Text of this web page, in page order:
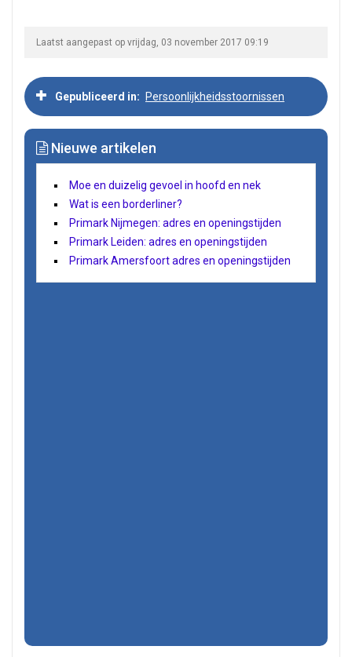
Laatst aangepast op vrijdag, 03 november 2017 09:19
Gepubliceerd in Persoonlijkheidsstoornissen
Nieuwe artikelen
Moe en duizelig gevoel in hoofd en nek
Wat is een borderliner?
Primark Nijmegen: adres en openingstijden
Primark Leiden: adres en openingstijden
Primark Amersfoort adres en openingstijden